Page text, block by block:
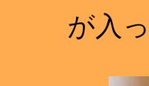
が入